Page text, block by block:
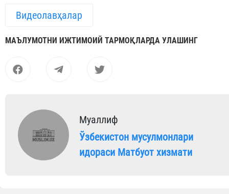
Видеолавҳалар
МАЪЛУМОТНИ ИЖТИМОИЙ ТАРМОҚЛАРДА УЛАШИНГ
Муаллиф
Ўзбекистон мусулмонлари
идораси Матбуот хизмати